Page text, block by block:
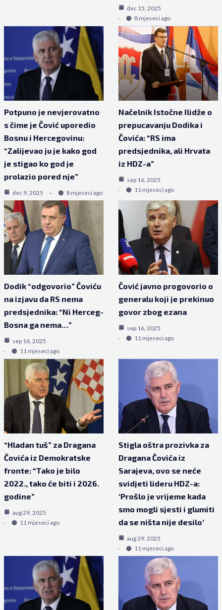
dec 15, 2025
8 mjeseci ago
Potpuno je nevjerovatno
s čime je Čović uporedio
Bosnu i Hercegovinu:
“Zalijevao ju je kako god
je stigao ko god je
prolazio pored nje”
dec 9, 2025 8 mjeseci ago
Načelnik Istočne Ilidže o
prepucavanju Dodika i
Čovića: “RS ima
predsjednika, ali Hrvata
iz HDZ-a”
sep 16, 2025
11 mjeseci ago
Dodik “odgovorio” Čoviću
na izjavu da RS nema
predsjednika: “Ni Herceg-
Bosna ga nema…”
sep 16, 2025
11 mjeseci ago
Čović javno progovorio o
generalu koji je prekinuo
govor zbog ezana
sep 16, 2025
11 mjeseci ago
“Hladan tuš” za Dragana
Čovića iz Demokratske
fronte: “Tako je bilo
2022., tako će biti i 2026.
godine”
aug 29, 2025
11 mjeseci ago
Stigla oštra prozivka za
Dragana Čovića iz
Sarajeva, ovo se neće
svidjeti lideru HDZ-a:
‘Prošlo je vrijeme kada
smo mogli sjesti i glumiti
da se ništa nije desilo’
aug 29, 2025
11 mjeseci ago